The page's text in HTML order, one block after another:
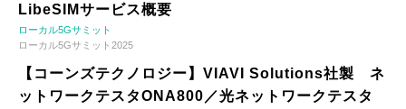
LibeSIMサービス概要
ローカル5Gサミット
ローカル5Gサミット2025
【コーンズテクノロジー】VIAVI Solutions社製 ネ
ットワークテスタONA800／光ネットワークテスタ